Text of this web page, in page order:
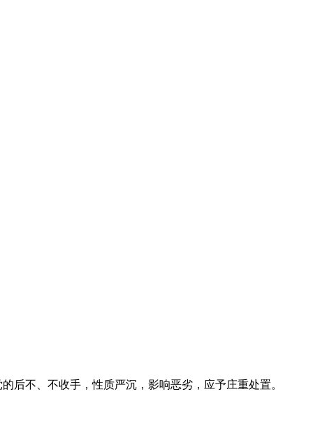
不、不收手，性质严沉，影响恶劣，应予庄重处置。